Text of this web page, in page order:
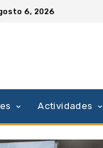
6, 2026
Actividades